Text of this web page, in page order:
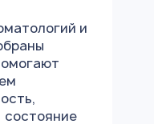
и
состояние